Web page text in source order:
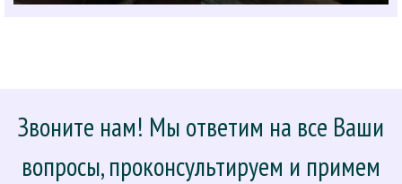
Звоните нам! Мы ответим на все Ваши
вопросы, проконсультируем и примем